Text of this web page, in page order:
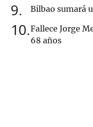
9 Bilbao sumará
10 Fallece Jorge
68 años